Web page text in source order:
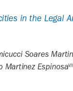
in the Legal
Soares
Martinez EspinosaVII